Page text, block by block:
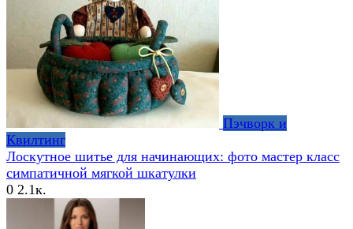
Пэчворк и
Квилтинг
Лоскутное шитье для начинающих: фото мастер класс
симпатичной мягкой шкатулки
0 2.1к.